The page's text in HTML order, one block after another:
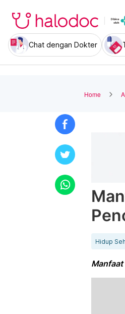
Chat dengan Dokter
Home
Hidup
Manfaat